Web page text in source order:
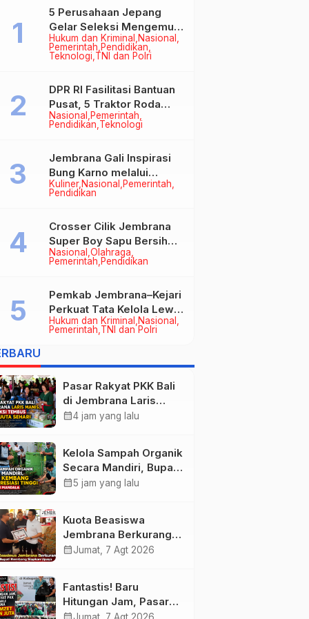
Hukum dan Kriminal
Nasional
Pemerintah Pendidikan
Teknologi TNI dan Polri
5 Perusahaan Jepang
Gelar Seleksi Mengemudi
di Jembrana, Buka
Peluang Kerja bagi Calon
Nasional
Pemerintah
Pendidikan Teknologi
DPR RI Fasilitasi Bantuan
Pusat, 5 Traktor Roda
Empat Resmi Perkuat
Mekanisasi Pertanian
Kuliner Nasional
Pemerintah
Pendidikan
Jembrana Gali Inspirasi
Bung Karno melalui
Lomba Cipta Menu
Nasional Olahraga
Pemerintah Pendidikan
Crosser Cilik Jembrana
Super Boy Sapu Bersih
Empat Gelar Motocross
Hukum dan Kriminal
Nasional
Pemerintah TNI dan Polri
Pemkab Jembrana–Kejari
Perkuat Tata Kelola Lewat
Kerja Sama Hukum Datun
Pasar Rakyat PKK Bali
di Jembrana Laris
Manis, Transaksi
calendar_month4 jam yang lalu
Kelola Sampah Organik
Secara Mandiri, Bupati
Kembang Beri
calendar_month5 jam yang lalu
Kuota Beasiswa
Jembrana Berkurang,
Bupati Kembang
II
calendar_monthJumat, 7 Agt 2026
Fantastis! Baru
Hitungan Jam, Pasar
Rakyat PKK Provinsi
calendar_month